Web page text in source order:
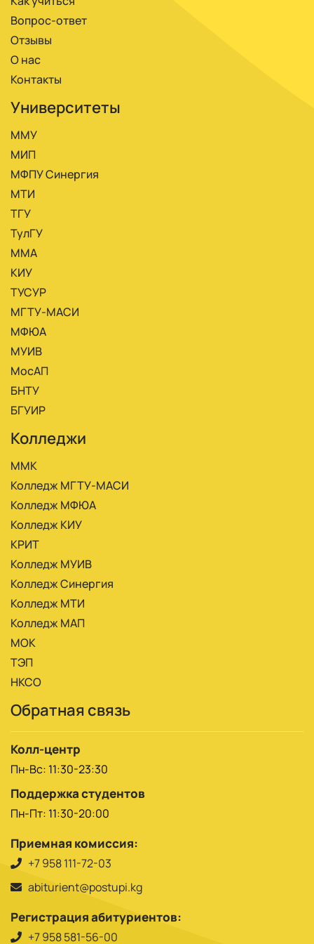
Вопрос-ответ
Отзывы
О нас
Контакты
Университеты
ММУ
МИП
МФПУ Синергия
МТИ
ТГУ
ТулГУ
ММА
КИУ
ТУСУР
МГТУ-МАСИ
МФЮА
МУИВ
МосАП
БНТУ
БГУИР
Колледжи
ММК
Колледж МГТУ-МАСИ
Колледж МФЮА
Колледж КИУ
КРИТ
Колледж МУИВ
Колледж Синергия
Колледж МТИ
Колледж МАП
МОК
ТЭП
НКСО
Обратная связь
Колл-центр
Пн-Вс: 11:30-23:30
Поддержка студентов
Пн-Пт: 11:30-20:00
Приемная комиссия:
+7 958 111-72-03
abiturient@postupi.kg
Регистрация абитуриентов:
+7 958 581-56-00